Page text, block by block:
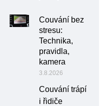
Couvání bez
stresu:
Technika,
pravidla,
kamera
3.8.2026
Couvání trápí
i řidiče